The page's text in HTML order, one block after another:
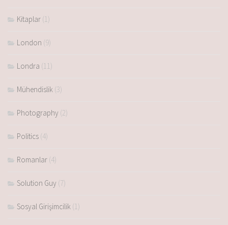
Kitaplar (1)
London (9)
Londra (11)
Mühendislik (3)
Photography (2)
Politics (4)
Romanlar (4)
Solution Guy (7)
Sosyal Girişimcilik (1)